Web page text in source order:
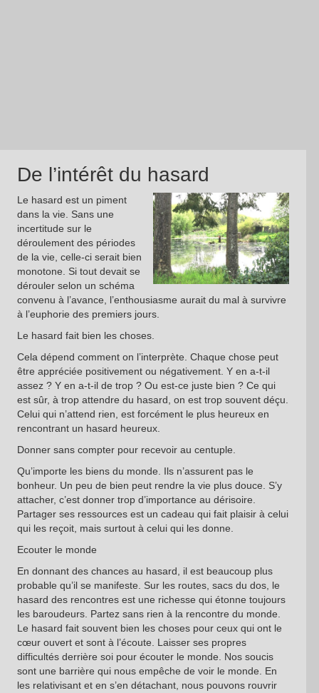
De l’intérêt du hasard
Le hasard est un piment
dans la vie. Sans une
incertitude sur le
déroulement des périodes
de la vie, celle-ci serait bien
monotone. Si tout devait se
dérouler selon un schéma
convenu à l’avance, l’enthousiasme aurait du mal à survivre
à l’euphorie des premiers jours.
Le hasard fait bien les choses.
Cela dépend comment on l’interprète. Chaque chose peut
être appréciée positivement ou négativement. Y en a-t-il
assez ? Y en a-t-il de trop ? Ou est-ce juste bien ? Ce qui
est sûr, à trop attendre du hasard, on est trop souvent déçu.
Celui qui n’attend rien, est forcément le plus heureux en
rencontrant un hasard heureux.
Donner sans compter pour recevoir au centuple.
Qu’importe les biens du monde. Ils n’assurent pas le
bonheur. Un peu de bien peut rendre la vie plus douce. S’y
attacher, c’est donner trop d’importance au dérisoire.
Partager ses ressources est un cadeau qui fait plaisir à celui
qui les reçoit, mais surtout à celui qui les donne.
Ecouter le monde
En donnant des chances au hasard, il est beaucoup plus
probable qu’il se manifeste. Sur les routes, sacs du dos, le
hasard des rencontres est une richesse qui étonne toujours
les baroudeurs. Partez sans rien à la rencontre du monde.
Le hasard fait souvent bien les choses pour ceux qui ont le
cœur ouvert et sont à l’écoute. Laisser ses propres
difficultés derrière soi pour écouter le monde. Nos soucis
sont une barrière qui nous empêche de voir le monde. En
les relativisant et en s’en détachant, nous pouvons rouvrir